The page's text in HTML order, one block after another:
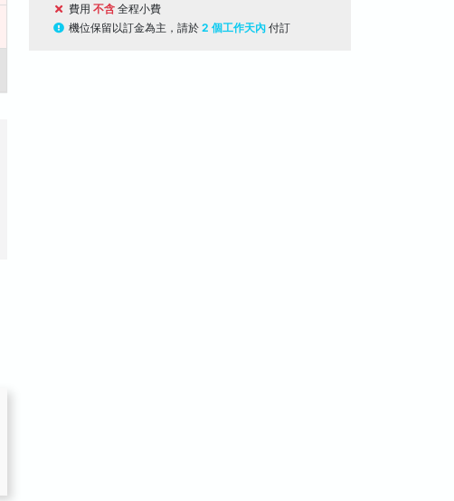
費用 不含 全程小費
機位保留以訂金為主，請於 2 個工作天內 付訂